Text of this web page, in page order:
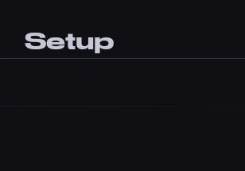
redundante y red de alta disponibilidad,
con fiabilidad garantizada por nuestro
Setup
Instantáneo